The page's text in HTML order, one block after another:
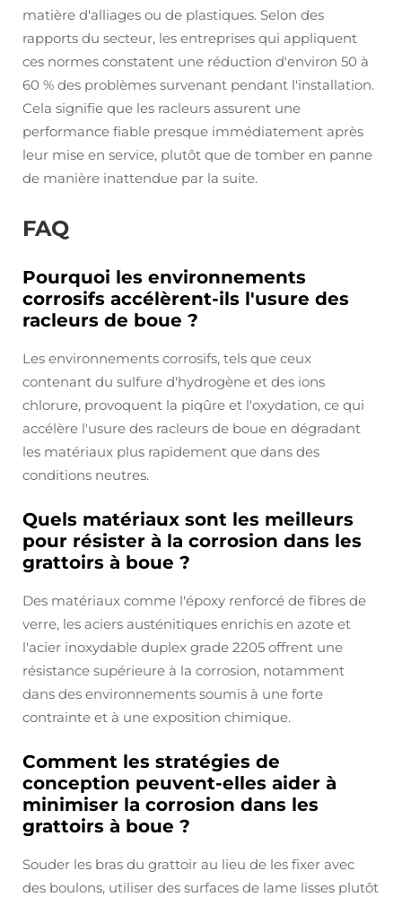
matière d'alliages ou de plastiques. Selon des
rapports du secteur, les entreprises qui appliquent
ces normes constatent une réduction d'environ 50 à
60 % des problèmes survenant pendant l'installation.
Cela signifie que les racleurs assurent une
performance fiable presque immédiatement après
leur mise en service, plutôt que de tomber en panne
de manière inattendue par la suite.
FAQ
Pourquoi les environnements
corrosifs accélèrent-ils l'usure des
racleurs de boue ?
Les environnements corrosifs, tels que ceux
contenant du sulfure d'hydrogène et des ions
chlorure, provoquent la piqûre et l'oxydation, ce qui
accélère l'usure des racleurs de boue en dégradant
les matériaux plus rapidement que dans des
conditions neutres.
Quels matériaux sont les meilleurs
pour résister à la corrosion dans les
grattoirs à boue ?
Des matériaux comme l'époxy renforcé de fibres de
verre, les aciers austénitiques enrichis en azote et
l'acier inoxydable duplex grade 2205 offrent une
résistance supérieure à la corrosion, notamment
dans des environnements soumis à une forte
contrainte et à une exposition chimique.
Comment les stratégies de
conception peuvent-elles aider à
minimiser la corrosion dans les
grattoirs à boue ?
Souder les bras du grattoir au lieu de les fixer avec
des boulons, utiliser des surfaces de lame lisses plutôt